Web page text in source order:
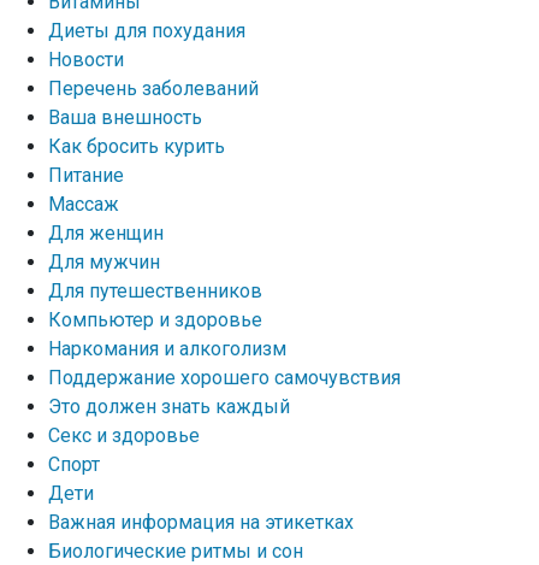
Диеты для похудания
Новости
Перечень заболеваний
Ваша внешность
Как бросить курить
Питание
Массаж
Для женщин
Для мужчин
Для путешественников
Компьютер и здоровье
Наркомания и алкоголизм
Поддержание хорошего самочувствия
Это должен знать каждый
Секс и здоровье
Спорт
Дети
Важная информация на этикетках
Биологические ритмы и сон